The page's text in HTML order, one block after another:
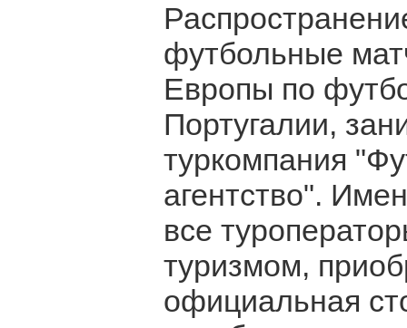
футбольные
Европы по
Португалии,
туркомпания
агентство".
все
туризмом,
официальная